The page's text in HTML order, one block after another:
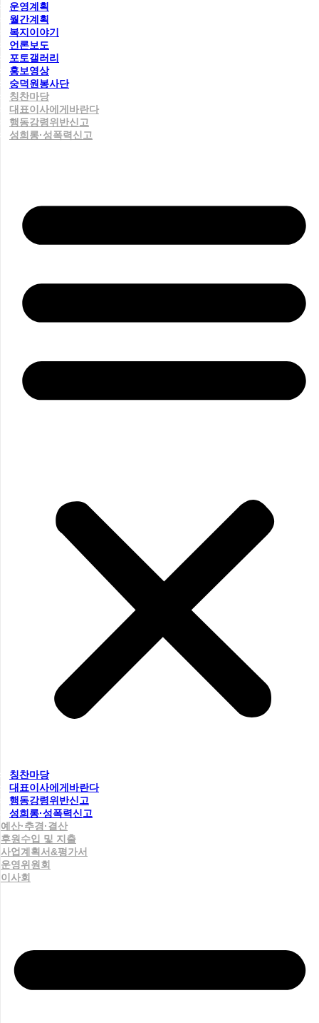
운영계획
월간계획
복지이야기
언론보도
포토갤러리
홍보영상
숭덕원봉사단
칭찬마당
대표이사에게바란다
행동강령위반신고
성희롱·성폭력신고
칭찬마당
대표이사에게바란다
행동강령위반신고
성희롱·성폭력신고
예산·추경·결산
후원수입 및 지출
사업계획서&평가서
운영위원회
이사회